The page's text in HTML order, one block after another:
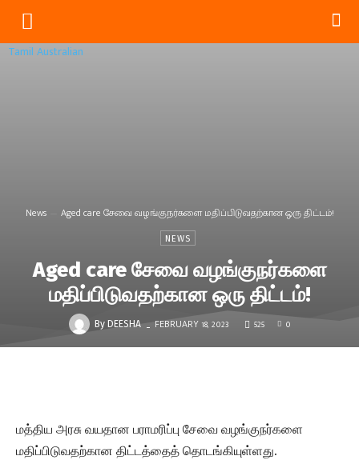
Tamil Australian
News Aged care சேவை வழங்குநர்களை மதிப்பிடுவதற்கான ஒரு திட்டம்!
NEWS
Aged care சேவை வழங்குநர்களை
மதிப்பிடுவதற்கான ஒரு திட்டம்!
By DEESHA - FEBRUARY 18, 2023 525 0
மத்திய அரசு வயதான பராமரிப்பு சேவை வழங்குநர்களை
மதிப்பிடுவதற்கான திட்டத்தைத் தொடங்கியுள்ளது.